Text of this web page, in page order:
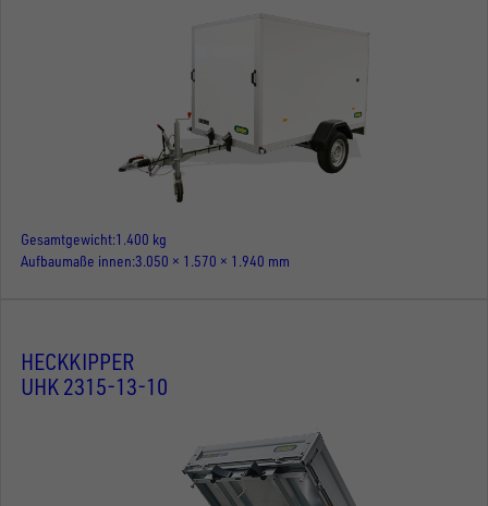
Gesamtgewicht 1.400 kg
Aufbaumaße innen 3.050 × 1.570 × 1.940 mm
HECKKIPPER
UHK 2315-13-10